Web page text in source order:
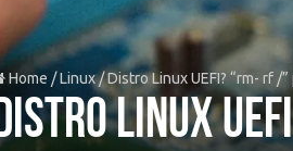
Home / Linux/ Distro Linux UEFI? “rm- rf /
Linux